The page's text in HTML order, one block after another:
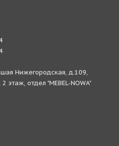
Нижегородская, д.109,
этаж, отдел "MEBEL-NOWA"